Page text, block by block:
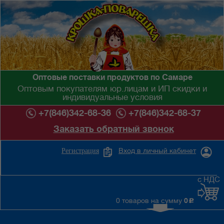
Оптовые поставки продуктов по Самаре
Оптовым покупателям юр.лицам и ИП скидки и
индивидуальные условия
+7(846)342-68-36
+7(846)342-68-37
Заказать обратный звонок
Вход в личный кабинет
Регистрация
0 товаров на сумму 0 c
с НДС